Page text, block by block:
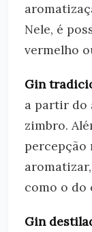
Nele, é
vermelho
Gin
a partir do
zimbro.
percepção
como o do
Gin